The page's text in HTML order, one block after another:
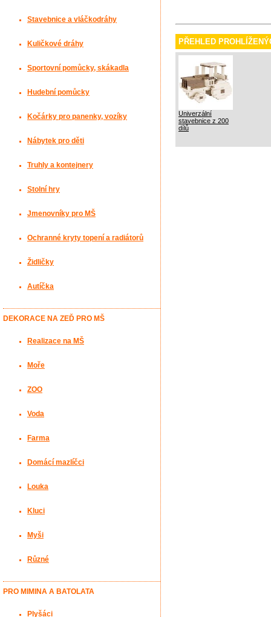
PŘEHLED
Univerzální
stavebnice z 200
dílů
Stavebnice a vláčkodráhy
Kuličkové dráhy
Sportovní pomůcky, skákadla
Hudební pomůcky
Kočárky pro panenky, vozíky
Nábytek pro děti
Truhly a kontejnery
Stolní hry
Jmenovníky pro MŠ
Ochranné kryty topení a radiátorů
Židličky
Autíčka
DEKORACE NA ZEĎ PRO MŠ
Realizace na MŠ
Moře
ZOO
Voda
Farma
Domácí mazlíčci
Louka
Kluci
Myši
Různé
PRO MIMINA A BATOLATA
Plyšáci